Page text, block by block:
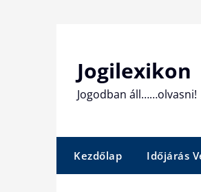
Jogilexikon
Jogodban áll……olvasni!
Kezdőlap Időjárás